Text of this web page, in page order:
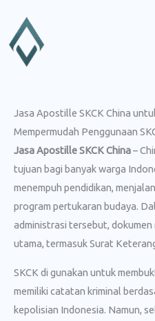
konten
Jasa Apostille SKCK China
Mempermudah Penggunaan
Jasa Apostille SKCK China–
tujuan bagi banyak warga
menempuh pendidikan,
program pertukaran budaya.
administrasi tersebut, dokumen
utama, termasuk Surat
SKCK di gunakan untuk
memiliki catatan kriminal
kepolisian Indonesia. Namun,